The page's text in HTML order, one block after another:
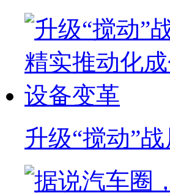
升级“搅动”